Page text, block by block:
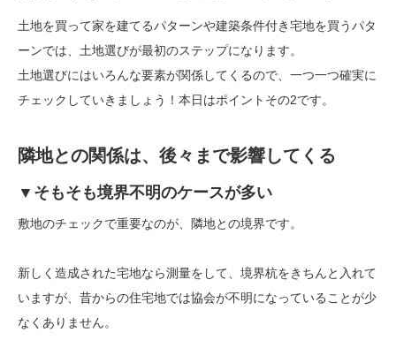
土地を買って家を建てるパターンや建築条件付き宅地を買うパタ
ーンでは、土地選びが最初のステップになります。
土地選びにはいろんな要素が関係してくるので、一つ一つ確実に
チェックしていきましょう！本日はポイントその2です。
隣地との関係は、後々まで影響してくる
▼そもそも境界不明のケースが多い
敷地のチェックで重要なのが、隣地との境界です。
新しく造成された宅地なら測量をして、境界杭をきちんと入れて
いますが、昔からの住宅地では協会が不明になっていることが少
なくありません。